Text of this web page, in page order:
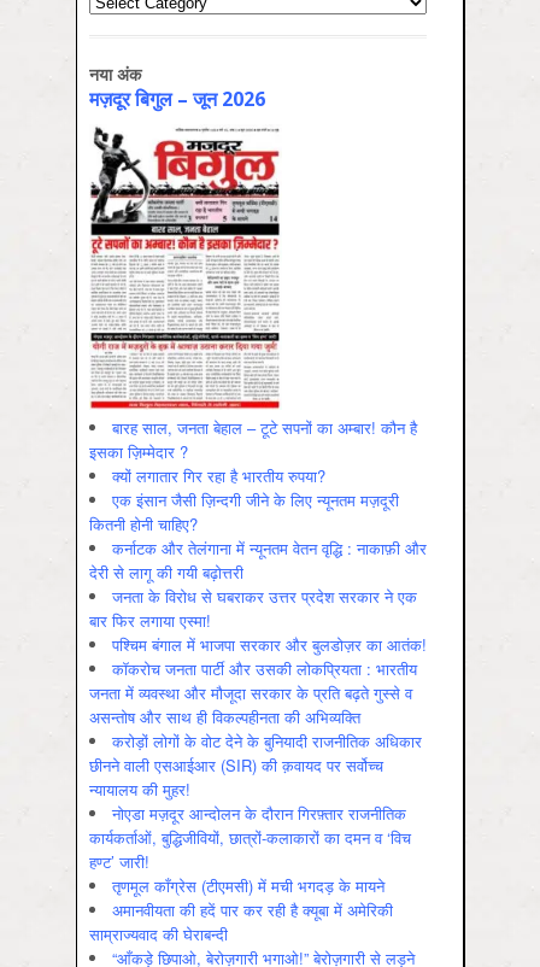
नया अंक
मज़दूर बिगुल – जून 2026
बारह साल, जनता बेहाल – टूटे सपनों का अम्बार! कौन है
इसका ज़िम्मेदार ?
क्यों लगातार गिर रहा है भारतीय रुपया?
एक इंसान जैसी ज़िन्दगी जीने के लिए न्यूनतम मज़दूरी
कितनी होनी चाहिए?
कर्नाटक और तेलंगाना में न्यूनतम वेतन वृद्धि : नाकाफ़ी और
देरी से लागू की गयी बढ़ोत्तरी
जनता के विरोध से घबराकर उत्तर प्रदेश सरकार ने एक
बार फिर लगाया एस्मा!
पश्चिम बंगाल में भाजपा सरकार और बुलडोज़र का आतंक!
कॉकरोच जनता पार्टी और उसकी लोकप्रियता : भारतीय
जनता में व्‍यवस्‍था और मौजूदा सरकार के प्रति बढ़ते गुस्‍से व
असन्‍तोष और साथ ही विकल्‍पहीनता की अभिव्‍यक्ति
करोड़ों लोगों के वोट देने के बुनियादी राजनीतिक अधिकार
छीनने वाली एसआईआर (SIR) की क़वायद पर सर्वोच्च
न्यायालय की मुहर!
नोएडा मज़दूर आन्दोलन के दौरान गिरफ़्तार राजनीतिक
कार्यकर्ताओं, बुद्धिजीवियों, छात्रों-कलाकारों का दमन व ‘विच
हण्ट’ जारी!
तृणमूल काँग्रेस (टीएमसी) में मची भगदड़ के मायने
अमानवीयता की हदें पार कर रही है क्यूबा में अमेरिकी
साम्राज्यवाद की घेराबन्दी
“आँकड़े छिपाओ, बेरोज़गारी भगाओ!” बेरोज़गारी से लड़ने